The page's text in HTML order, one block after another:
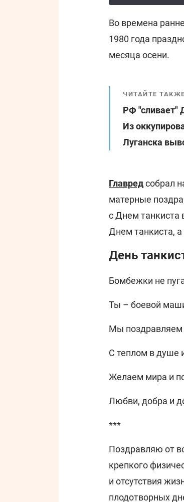
Во времена
1980 года
месяца осени.
ЧИТАЙТЕ ТАКЖЕ
РФ "сливает"
Из
Луганска
Главредсобрал
матерные
с Днем танкиста
Днем танкиста,
День
Бомбежки не
Ты – боевой
Мы поздравляем
С теплом в душе
Желаем мира и
Любви, добра и
***
Поздравляю от
крепкого
и отсутствия
плодотворных